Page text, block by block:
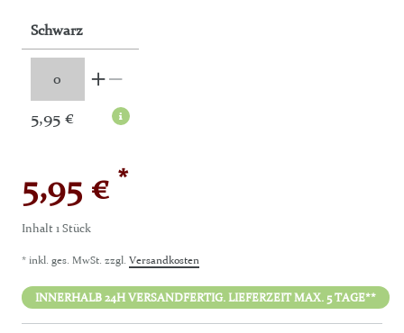
Schwarz
5,95 €
5,95 € *
Inhalt1 Stück
* inkl. ges. MwSt. zzgl. Versandkosten
INNERHALB 24H VERSANDFERTIG. LIEFERZEIT MAX. 5 TAGE**